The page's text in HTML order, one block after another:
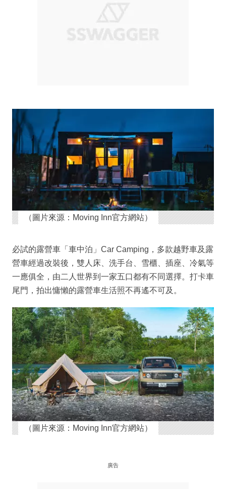
（圖片來源：Moving Inn官方網站）
必試的露營車「車中泊」Car Camping，多款越野車及露
營車經過改裝後，雙人床、洗手台、雪櫃、插座、冷氣等
一應俱全，由二人世界到一家五口都有不同選擇。打卡車
尾門，拍出慵懶的露營車生活照不再遙不可及。
（圖片來源：Moving Inn官方網站）
廣告